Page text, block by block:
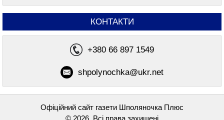
КОНТАКТИ
+380 66 897 1549
shpolynochka@ukr.net
Офіційний сайт газети Шполяночка Плюс